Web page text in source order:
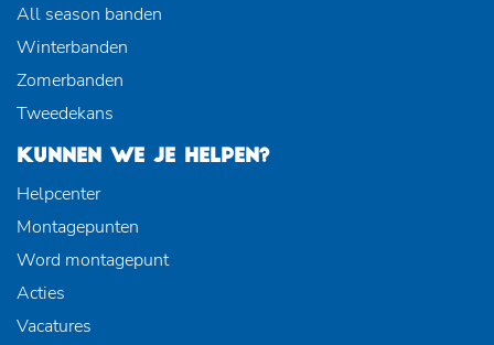
All season banden
Winterbanden
Zomerbanden
Tweedekans
KUNNEN WE JE HELPEN?
Helpcenter
Montagepunten
Word montagepunt
Acties
Vacatures